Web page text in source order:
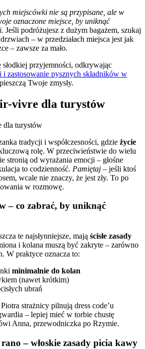
miejscówki nie są przypisane, ale w
oznaczone miejsce, by uniknąć
. Jeśli podróżujesz z dużym bagażem, szukaj
– w przedziałach miejsca jest jak
– zawsze za mało.
przyjemności, odkrywając
i zastosowanie pysznych składników w
Twoje zmysły.
vivre dla turystów
tradycji i współczesności, gdzie życie
rolę. W przeciwieństwie do wielu
stronią od wyrażania emocji – głośne
to codzienność. Pamiętaj – jeśli ktoś
wcale nie znaczy, że jest zły. To po
w rozmowę.
– co zabrać, by uniknąć
te najsłynniejsze, mają ścisłe zasady
i kolana muszą być zakryte – zarówno
W praktyce oznacza to:
minimalnie do kolan
(nawet krótkim)
ubrań
strażnicy pilnują dress code’u
– lepiej mieć w torbie chustę
Anna, przewodniczka po Rzymie.
– włoskie zasady picia kawy